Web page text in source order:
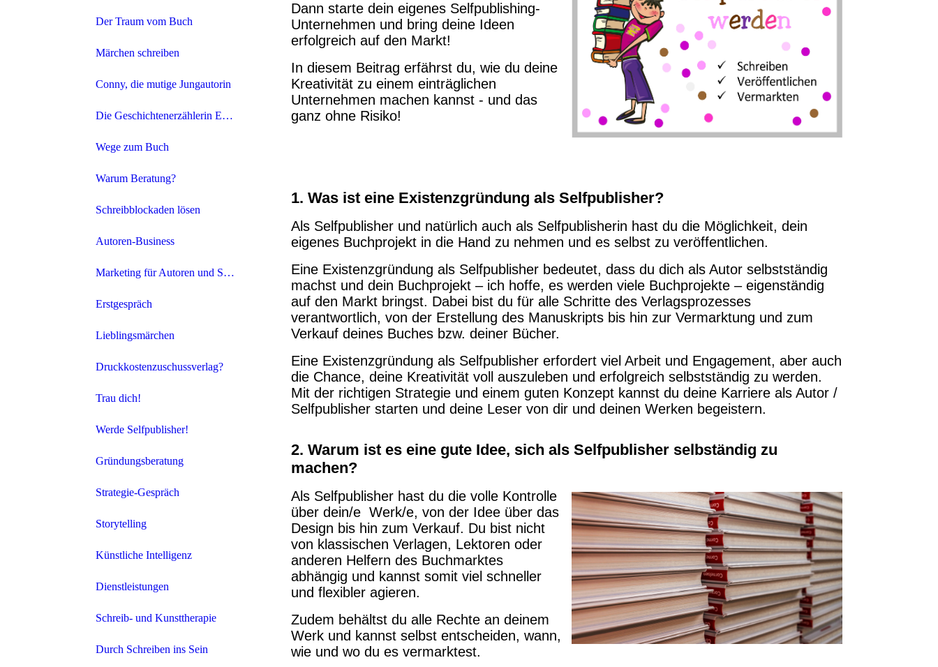
Der Traum vom Buch
Märchen schreiben
Conny, die mutige Jungautorin
Die Geschichtenerzählerin Eva Rochel
Wege zum Buch
Warum Beratung?
Schreibblockaden lösen
Autoren-Business
Marketing für Autoren und Selfpublisher
Erstgespräch
Lieblingsmärchen
Druckkostenzuschussverlag?
Trau dich!
Werde Selfpublisher!
Gründungsberatung
Strategie-Gespräch
Storytelling
Künstliche Intelligenz
Dienstleistungen
Schreib- und Kunsttherapie
Durch Schreiben ins Sein
Dann starte dein eigenes Selfpublishing-
Unternehmen und bring deine Ideen
erfolgreich auf den Markt!
In diesem Beitrag erfährst du, wie du deine
Kreativität zu einem einträglichen
Unternehmen machen kannst - und das
ganz ohne Risiko!
1. Was ist eine Existenzgründung als Selfpublisher?
Als Selfpublisher und natürlich auch als Selfpublisherin hast du die Möglichkeit, dein
eigenes Buchprojekt in die Hand zu nehmen und es selbst zu veröffentlichen.
Eine Existenzgründung als Selfpublisher bedeutet, dass du dich als Autor selbstständig
machst und dein Buchprojekt – ich hoffe, es werden viele Buchprojekte – eigenständig
auf den Markt bringst. Dabei bist du für alle Schritte des Verlagsprozesses
verantwortlich, von der Erstellung des Manuskripts bis hin zur Vermarktung und zum
Verkauf deines Buches bzw. deiner Bücher.
Eine Existenzgründung als Selfpublisher erfordert viel Arbeit und Engagement, aber auch
die Chance, deine Kreativität voll auszuleben und erfolgreich selbstständig zu werden.
Mit der richtigen Strategie und einem guten Konzept kannst du deine Karriere als Autor /
Selfpublisher starten und deine Leser von dir und deinen Werken begeistern.
2. Warum ist es eine gute Idee, sich als Selfpublisher selbständig zu
machen?
Als Selfpublisher hast du die volle Kontrolle
über dein/e Werk/e, von der Idee über das
Design bis hin zum Verkauf. Du bist nicht
von klassischen Verlagen, Lektoren oder
anderen Helfern des Buchmarktes
abhängig und kannst somit viel schneller
und flexibler agieren.
Zudem behältst du alle Rechte an deinem
Werk und kannst selbst entscheiden, wann,
wie und wo du es vermarktest.